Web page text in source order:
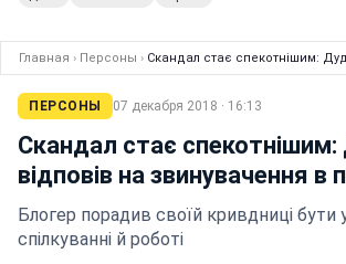
Главная › Персоны › Скандал стає спекотнішим:
ПЕРСОНЫ 07 декабря 2018 · 16:13
Скандал стає
відповів на звинувачення в
Блогер порадив своїй кривдниці
спілкуванні й роботі